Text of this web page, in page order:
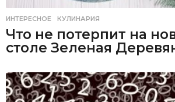
ИНТЕРЕСНОЕ ,КУЛИНАРИЯ
Что не потерпит на
столе Зеленая